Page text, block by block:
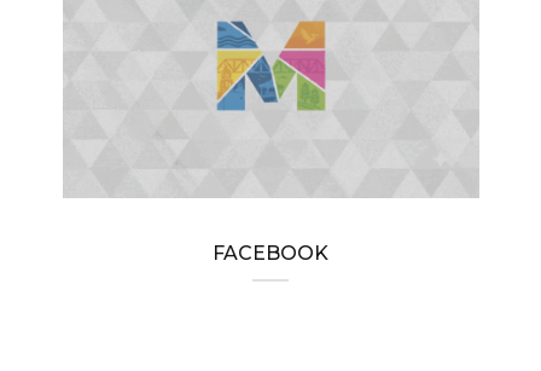
FACEBOOK